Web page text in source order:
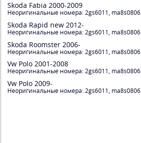
Skoda Fabia 2000-2009
Неоригинальные номера: 2gs6011, ma8s0806
Skoda Rapid new 2012-
Неоригинальные номера: 2gs6011, ma8s0806
Skoda Roomster 2006-
Неоригинальные номера: 2gs6011, ma8s0806
Vw Polo 2001-2008
Неоригинальные номера: 2gs6011, ma8s0806
Vw Polo 2009-
Неоригинальные номера: 2gs6011, ma8s0806